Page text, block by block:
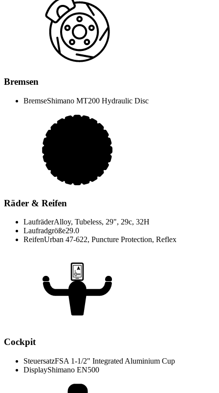
Bremsen
BremseShimano MT200 Hydraulic Disc
Räder & Reifen
LaufräderAlloy, Tubeless, 29", 29c, 32H
Laufradgröße29.0
ReifenUrban 47-622, Puncture Protection, Reflex
Cockpit
SteuersatzFSA 1-1/2" Integrated Aluminium Cup
DisplayShimano EN500